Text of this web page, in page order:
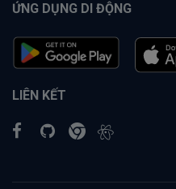
ỨNG DỤNG DI ĐỘNG
LIÊN KẾT